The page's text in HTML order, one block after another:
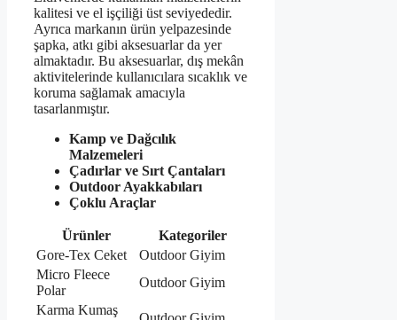
kalitesi ve el işçiliği üst seviyededir.
Ayrıca markanın ürün yelpazesinde
şapka, atkı gibi aksesuarlar da yer
almaktadır. Bu aksesuarlar, dış mekân
aktivitelerinde kullanıcılara sıcaklık ve
koruma sağlamak amacıyla
tasarlanmıştır.
Kamp ve Dağcılık
Malzemeleri
Çadırlar ve Sırt Çantaları
Outdoor Ayakkabıları
Çoklu Araçlar
Ürünler
Kategoriler
Gore-Tex Ceket
Outdoor Giyim
Micro Fleece
Polar
Outdoor Giyim
Karma Kumaş